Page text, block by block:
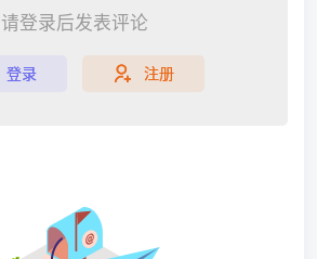
请登录后发表评论
登录 注册